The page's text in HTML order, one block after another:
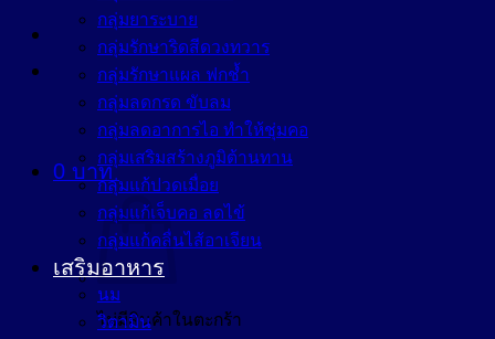
0 บาท
ไม่มีสินค้าในตะกร้า
กลุ่มยาระบาย
กลุ่มรักษาริดสีดวงทวาร
กลุ่มรักษาแผล ฟกช้ำ
กลุ่มลดกรด ขับลม
กลุ่มลดอาการไอ ทำให้ชุ่มคอ
กลุ่มเสริมสร้างภูมิต้านทาน
กลุ่มแก้ปวดเมื่อย
กลุ่มแก้เจ็บคอ ลดไข้
กลุ่มแก้คลื่นไส้อาเจียน
เสริมอาหาร
นม
วิตามิน